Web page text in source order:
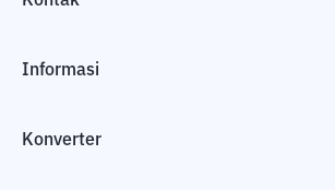
Informasi
Konverter